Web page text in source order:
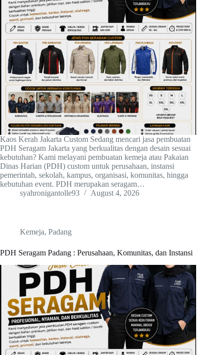
Kaos Kerah Jakarta Custom Sedang mencari jasa pembuatan
PDH Seragam Jakarta yang berkualitas dengan desain sesuai
kebutuhan? Kami melayani pembuatan kemeja atau Pakaian
Dinas Harian (PDH) custom untuk perusahaan, instansi
pemerintah, sekolah, kampus, organisasi, komunitas, hingga
kebutuhan event. PDH merupakan seragam…
syahronigantolle93
August 4, 2026
Kemeja, Padang
PDH Seragam Padang : Perusahaan, Komunitas, dan Instansi